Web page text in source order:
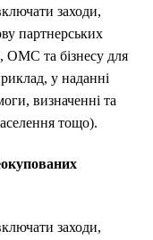
заходи,
партнерських
ОМС та бізнесу для
у наданні
визначенні та
тощо).
заходи,